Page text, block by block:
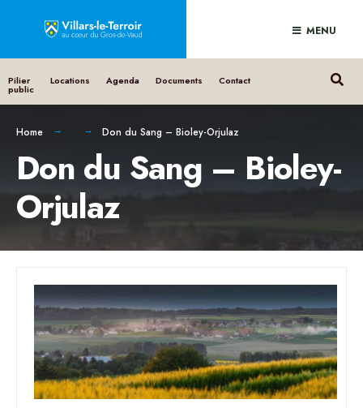
MENU
Pilier
public
Locations Agenda Documents Contact
Home Don du Sang – Bioley-Orjulaz
Don du Sang – Bioley-
Orjulaz